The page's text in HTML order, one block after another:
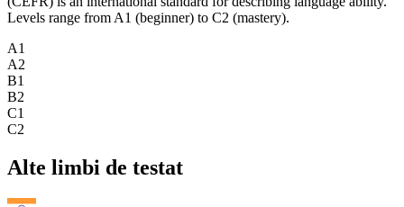
Levels range from A1 (beginner) to C2 (mastery).
A1
A2
B1
B2
C1
C2
Alte limbi de testat